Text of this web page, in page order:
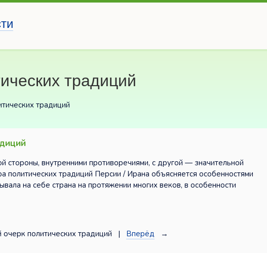
традиций
традиций
стороны, внутренними противоречиями, с другой — значительной
политических традиций Персии / Ирана объясняется особенностями
на себе страна на протяжении многих веков, в особенности
политических традиций | Вперёд →